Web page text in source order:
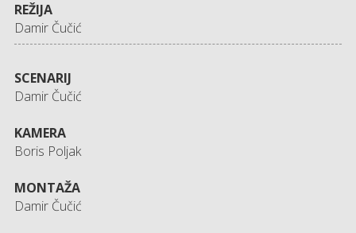
REŽIJA
Damir Čučić
SCENARIJ
Damir Čučić
KAMERA
Boris Poljak
MONTAŽA
Damir Čučić